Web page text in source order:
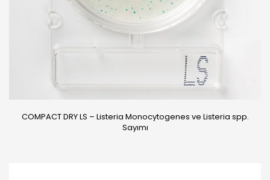
COMPACT DRY LS – Listeria Monocytogenes ve Listeria spp.
Sayımı